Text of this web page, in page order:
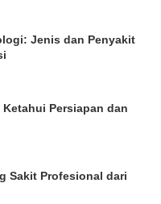
Jenis dan Penyakit
Persiapan dan
Sakit Profesional dari